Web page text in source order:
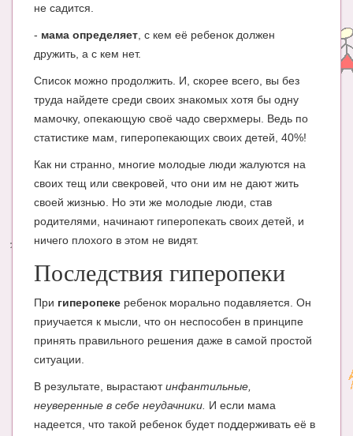
не садится.
- мама определяет , с кем её ребенок должен
дружить, а с кем нет.
Список можно продолжить. И, скорее всего, вы без
труда найдете среди своих знакомых хотя бы одну
мамочку, опекающую своё чадо сверхмеры. Ведь по
статистике мам, гиперопекающих своих детей, 40%!
Как ни странно, многие молодые люди жалуются на
своих тещ или свекровей, что они им не дают жить
своей жизнью. Но эти же молодые люди, став
родителями, начинают гиперопекать своих детей, и
ничего плохого в этом не видят.
Последствия гиперопеки
При гиперопеке ребенок морально подавляется. Он
приучается к мысли, что он неспособен в принципе
принять правильного решения даже в самой простой
ситуации.
В результате, вырастаютинфантильные,
неуверенные в себе неудачники. И если мама
надеется, что такой ребенок будет поддерживать её в